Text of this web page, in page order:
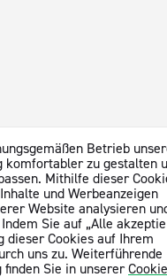
Betrieb
komfortabler zu gestalten
Mithilfe dieser
und Werbeanzeigen
Website analysieren
Sie auf „Alle
dieser Cookies auf Ihrem
uns zu. Weiterführende
Sie in unserer